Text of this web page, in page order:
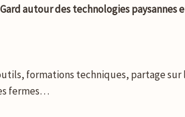
autour des technologies paysannes
formations techniques, partage sur
fermes…